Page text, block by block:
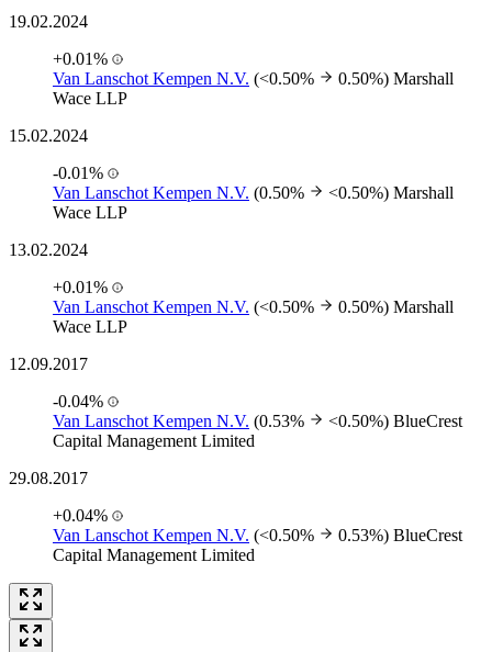
19.02.2024
+0.01%
Van Lanschot Kempen N.V. (<0.50% 0.50%) Marshall
Wace LLP
15.02.2024
-0.01%
Van Lanschot Kempen N.V. (0.50% <0.50%) Marshall
Wace LLP
13.02.2024
+0.01%
Van Lanschot Kempen N.V. (<0.50% 0.50%) Marshall
Wace LLP
12.09.2017
-0.04%
Van Lanschot Kempen N.V. (0.53% <0.50%) BlueCrest
Capital Management Limited
29.08.2017
+0.04%
Van Lanschot Kempen N.V. (<0.50% 0.53%) BlueCrest
Capital Management Limited